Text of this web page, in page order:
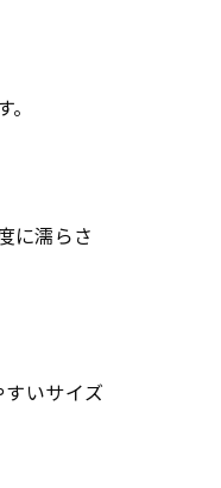
に濡らさ
いサイズ